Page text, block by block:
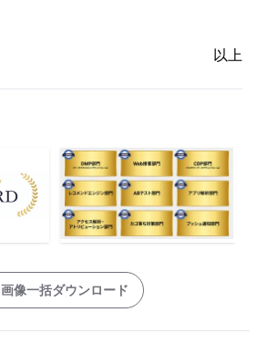
以上
画像一括ダウンロード